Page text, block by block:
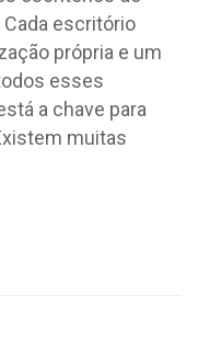
escritório
própria e um
esses
a chave para
muitas